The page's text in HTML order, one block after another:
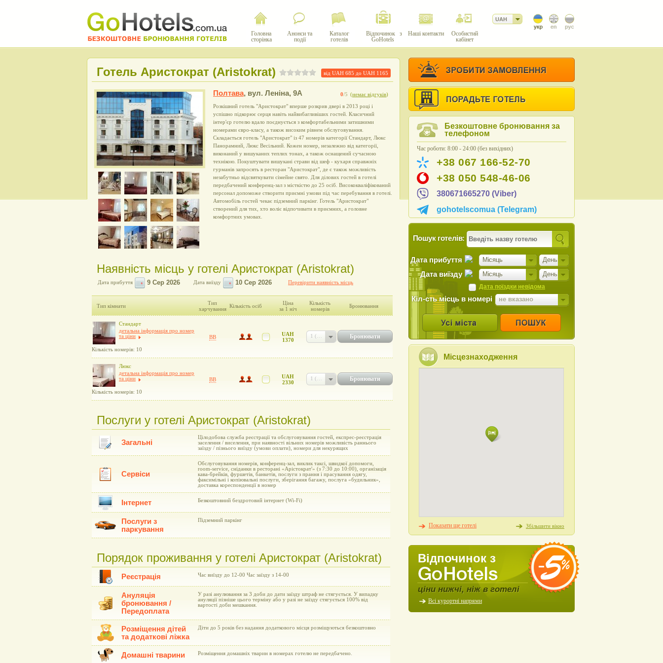
Головна
сторінка
Анонси та
події
Каталог
готелів
Відпочинок з
GoHotels
Наші контакти
Особистий
кабінет
UAH
від UAH685 до UAH 1165
Готель Аристократ (Aristokrat)
0/5 (немає відгуків)
Полтава, вул. Леніна, 9А
Розкішний готель "Аристократ" вперше розкрив двері в 2013 році і
успішно підкорює серця навіть найвибагливіших гостей. Класичний
інтер'єр готелю вдало поєднується з комфортабельними затишними
номерами євро-класу, а також високим рівнем обслуговування.
Складається готель "Аристократ" із 47 номерів категорії Стандарт, Люкс
Панорамний, Люкс Весільний. Кожен номер, незалежно від категорії,
виконаний у вишуканих теплих тонах, а також оснащений сучасною
технікою. Покуштувати вишукані страви від шеф - кухаря справжніх
гурманів запросять в ресторан "Аристократ", де є також можливість
незабутньо відсвяткувати сімейне свято. Для ділових гостей в готелі
передбачений конференц-зал з місткістю до 25 осіб. Висококваліфікований
персонал допоможе створити приємні умови під час перебування в готелі.
Автомобіль гостей чекає підземний паркінг. Готель "Аристократ"
створений для тих, хто воліє відпочивати в приємних, а головне
комфортних умовах.
Наявність місць у готелі Аристократ (Aristokrat)
Дата прибуття Дата виїзду Перевірити наявність місць
Тип кімнати
Тип
харчування Кількість осіб
Ціна
за 1 ніч
Кількість
номерів
Бронювання
Стандарт
детальна інформація про номер
та ціни
Кількість номерів: 10
BB
UAH
1370
Бронювати
Люкс
детальна інформація про номер
та ціни
Кількість номерів: 10
BB
UAH
2330
Бронювати
Послуги у готелі Аристократ (Aristokrat)
Загальні
Цілодобова служба реєстрації та обслуговування гостей, експрес-реєстрація
заселення / виселення, при наявності вільних номерів можливість раннього
заїзду / пізнього виїзду (умови оплати), номери для некурящих
Сервіси
Обслуговування номерів, конференц-зал, виклик таксі, швидкої допомоги,
room-service, сніданки в ресторані «Арістократ'» (з 7:30 до 10:00), організація
кава-брейків, фуршетів, банкетів, послуги з прання і прасування одягу,
факсимільні і копіювальні послуги, зберігання багажу, послуга «будильник»,
доставка кореспонденції в номер
Інтернет Безкоштовний бездротовий інтернет (Wi-Fi)
Послуги з
паркування
Підземний паркінг
Порядок проживання у готелі Аристократ (Aristokrat)
Реєстрація Час виїзду до 12-00 Час заїзду з 14-00
Ануляція
бронювання /
Передоплата
У разі анулювання за 3 доби до дати заїзду штраф не стягується. У випадку
ануляції пізніше цього терміну або у разі не заїзду стягується 100% від
вартості доби мешкання.
Розміщення дітей
та додаткові ліжка
Діти до 5 років без надання додаткового місця розміщуються безкоштовно
Домашні тварини Розміщення домашніх тварин в номерах готелю не передбачено.
Безкоштовне бронювання за
телефоном
Час роботи: 8:00 - 24:00 (без вихідних)
+38 067 166-52-70
+38 050 548-46-06
380671665270 (Viber)
gohotelscomua (Telegram)
Пошук готелів:
Місяць День
Дата прибуття
Місяць День
Дата виїзду
Дата поїздки невідома
Кіл-сть місць в номері не вказано
Місцезнаходження
Показати ще готелі Збільшити вікно
Відпочинок з
ціни нижчі, ніж в готелі
Всі курортні напрями